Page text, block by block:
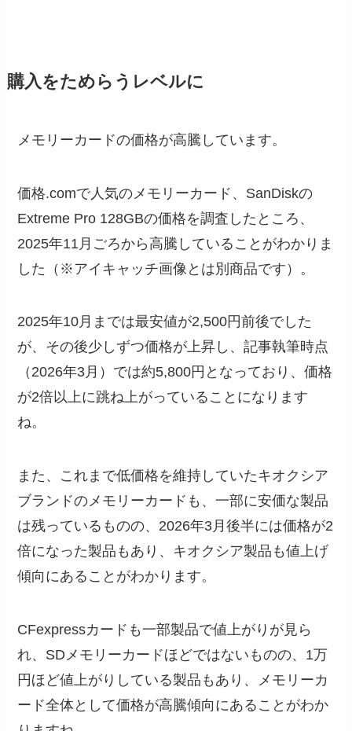
購入をためらうレベルに
メモリーカードの価格が高騰しています。
価格.comで人気のメモリーカード、SanDiskの
Extreme Pro 128GBの価格を調査したところ、
2025年11月ごろから高騰していることがわかりま
した（※アイキャッチ画像とは別商品です）。
2025年10月までは最安値が2,500円前後でした
が、その後少しずつ価格が上昇し、記事執筆時点
（2026年3月）では約5,800円となっており、価格
が2倍以上に跳ね上がっていることになります
ね。
また、これまで低価格を維持していたキオクシア
ブランドのメモリーカードも、一部に安価な製品
は残っているものの、2026年3月後半には価格が2
倍になった製品もあり、キオクシア製品も値上げ
傾向にあることがわかります。
CFexpressカードも一部製品で値上がりが見ら
れ、SDメモリーカードほどではないものの、1万
円ほど値上がりしている製品もあり、メモリーカ
ード全体として価格が高騰傾向にあることがわか